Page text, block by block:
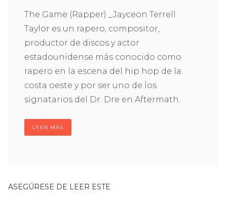
The Game (Rapper) _Jayceon Terrell
Taylor es un rapero, compositor,
productor de discos y actor
estadounidense más conocido como
rapero en la escena del hip hop de la
costa oeste y por ser uno de los
signatarios del Dr. Dre en Aftermath.
LEER MÁS
ASEGÚRESE DE LEER ESTE